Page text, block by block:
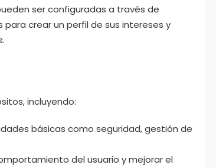
ser configuradas a través de
crear un perfil de sus intereses y
incluyendo:
básicas como seguridad, gestión de
del usuario y mejorar el